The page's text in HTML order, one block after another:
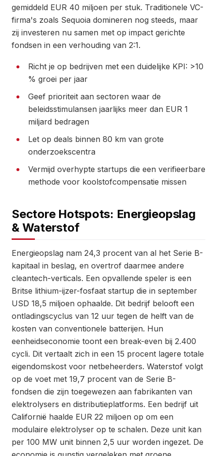
gemiddeld EUR 40 miljoen per stuk. Traditionele VC-
firma's zoals Sequoia domineren nog steeds, maar
zij investeren nu samen met op impact gerichte
fondsen in een verhouding van 2:1.
Richt je op bedrijven met een duidelijke KPI: >10
% groei per jaar
Geef prioriteit aan sectoren waar de
beleidsstimulansen jaarlijks meer dan EUR 1
miljard bedragen
Let op deals binnen 80 km van grote
onderzoekscentra
Vermijd overhypte startups die een verifieerbare
methode voor koolstofcompensatie missen
Sectore Hotspots: Energieopslag
& Waterstof
Energieopslag nam 24,3 procent van al het Serie B-
kapitaal in beslag, en overtrof daarmee andere
cleantech-verticals. Een opvallende speler is een
Britse lithium-ijzer-fosfaat startup die in september
USD 18,5 miljoen ophaalde. Dit bedrijf belooft een
ontladingscyclus van 12 uur tegen de helft van de
kosten van conventionele batterijen. Hun
eenheidseconomie toont een break-even bij 2.400
cycli. Dit vertaalt zich in een 15 procent lagere totale
eigendomskost voor netbeheerders. Waterstof volgt
op de voet met 19,7 procent van de Serie B-
fondsen die zijn toegewezen aan fabrikanten van
elektrolysers en distributieplatforms. Een bedrijf uit
Californië haalde EUR 22 miljoen op om een
modulaire elektrolyser op te schalen. Deze unit kan
per 100 MW unit binnen 2,5 uur worden ingezet. De